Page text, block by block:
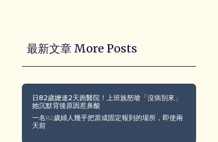
最新文章 More Posts
日82歲嬤連2天跑醫院！上班族怒嗆「沒病別來」
她沉默背後原因惹鼻酸
一名82歲婦人幾乎把當成固定報到的場所，即使兩
天前